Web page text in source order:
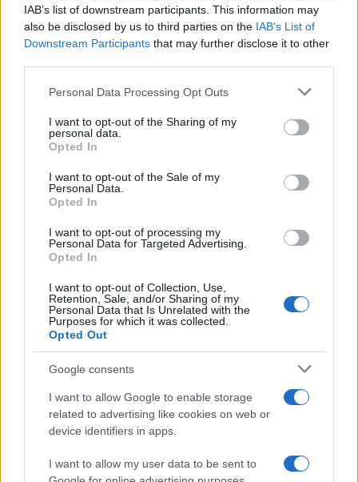
IAB’s list of downstream participants. This information may
also be disclosed by us to third parties on the IAB’s List of
Downstream Participants that may further disclose it to other
Please note that this website/app uses one or more Google
not limited to your visit or usage behaviour. You may click to
grant or deny consent to Google and its third-party tags to
use your data for below specified purposes in below Google
consent section.
Personal Data Processing Opt Outs
I want to opt-out of the Sharing of my
personal data.
Opted In
I want to opt-out of the Sale of my
Personal Data.
Opted In
I want to opt-out of processing my
Personal Data for Targeted Advertising.
Opted In
I want to opt-out of Collection, Use,
Retention, Sale, and/or Sharing of my
Personal Data that Is Unrelated with the
Purposes for which it was collected.
Opted Out
Google consents
I want to allow Google to enable storage
related to advertising like cookies on web or
device identifiers in apps.
I want to allow my user data to be sent to
τηλεφωνία, προσθέτοντας μια πρόσθετη
υπηρεσία σταθερής τηλεφωνίας -στο
υφιστάμενο πρόγραμμα ΔΕH Fiber- με 4 ευρώ
ρυθμούς την ανάπτυξη δικτύου οπτικής ίνας.
Είναι ενδεικτικό ότι μέσα σε μόλις τρία χρόνια, το
δίκτυο 100% οπτικών ινών (FTTH) της ΔΕΗ
95 περιοχές και 1,8 εκατ. νοικοκυριά και
επιχειρήσεις (homes passed), εκ των οποίων 1
εκατ. είναι ήδη έτοιμα για άμεση σύνδεση (ready
for service). Το στρατηγικό πλάνο ανάπτυξης του
δικτύου FTTH της ΔΕΗ FiberGrid προβλέπει την
κάλυψη 3,8 εκατ. νοικοκυριών και επιχειρήσεων
έως το 2028, ενισχύοντας διαρκώς την
πρόσβαση σε υπερυψηλές ταχύτητες internet
σε ολόκληρη τη χώρα. Σημειωτέον ότι η ΔΕΗ
συγκέντρωσε προσφορές 4 δισ. ευρώ μέσω
της αύξησης κεφαλαίου, με τα κεφάλαια να
οδηγούνται στη χρηματοδότηση επενδυτικού